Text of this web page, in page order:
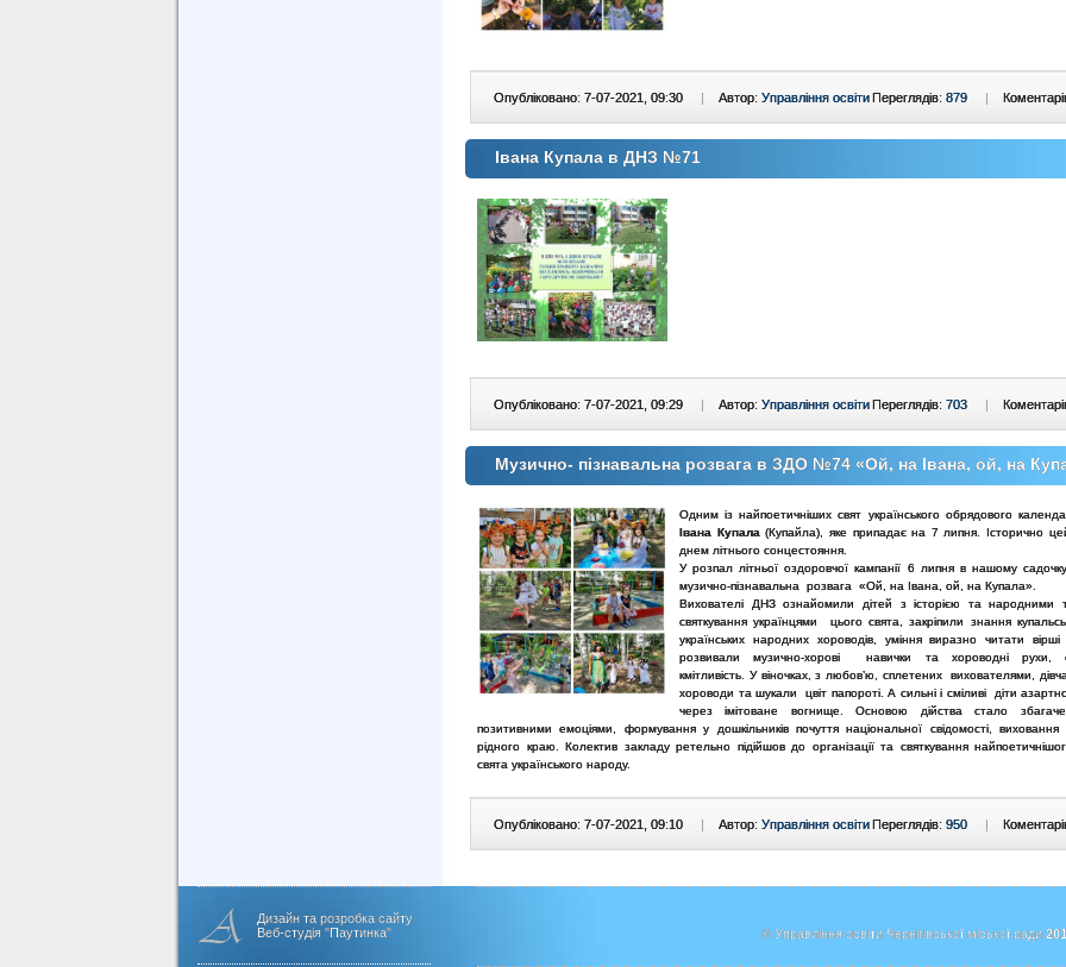
Опубліковано: 7-07-2021, 09:30 | Автор: Управління освітиПереглядів: 879 |
Івана Купала в ДНЗ №71
Опубліковано: 7-07-2021, 09:29 | Автор: Управління освітиПереглядів: 703 |
Музично- пізнавальна розвага в ЗДО №74 «Ой, на Івана, ой, на
Одним із найпоетичніших свят українського обрядового
Івана Купала (Купайла), яке припадає на 7 липня. Історично
днем літнього сонцестояння.
У розпал літньої оздоровчої кампанії 6 липня в нашому
музично-пізнавальна розвага «Ой, на Івана, ой, на Купала».
Вихователі ДНЗ ознайомили дітей з історією та народними
святкування українцями цього свята, закріпили знання
українських народних хороводів, уміння виразно читати вірші
розвивали музично-хорові навички та хороводні рухи,
кмітливість. У віночках, з любов’ю, сплетених вихователями,
хороводи та шукали цвіт папороті. А сильні і сміливі діти
через імітоване вогнище. Основою дійства стало
позитивними емоціями, формування у дошкільників почуття національної свідомості,
рідного краю. Колектив закладу ретельно підійшов до організації та святкування
свята українського народу.
Опубліковано: 7-07-2021, 09:10 | Автор: Управління освітиПереглядів: 950 |
Дизайн та розробка сайту
Веб-студія "Паутинка"
© Управління освіти Чернігівської міської ради